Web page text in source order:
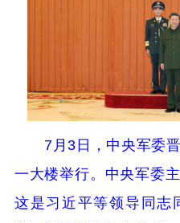
7月3日，中央军委
一大楼举行。中央军委
这是习近平等领导同志